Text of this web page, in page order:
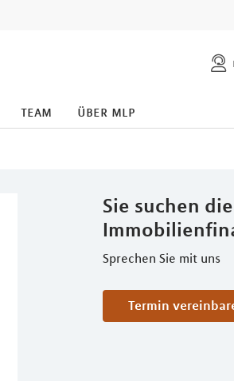
team über mlp
Sie suchen
Sprechen Sie mit uns
Termin